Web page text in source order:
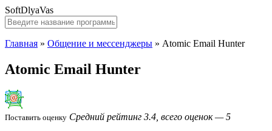
SoftDlyaVas
Главная » Общение и мессенджеры » Atomic Email Hunter
Atomic Email Hunter
Поставить оценку Средний рейтинг 3.4, всего оценок — 5